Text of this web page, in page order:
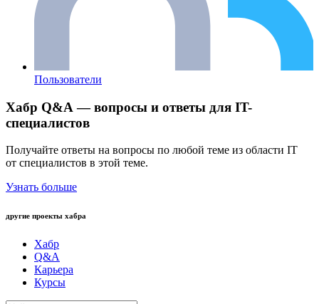
Пользователи
Хабр Q&A — вопросы и ответы для IT-
специалистов
Получайте ответы на вопросы по любой теме из области IT
от специалистов в этой теме.
Узнать больше
другие проекты хабра
Хабр
Q&A
Карьера
Курсы